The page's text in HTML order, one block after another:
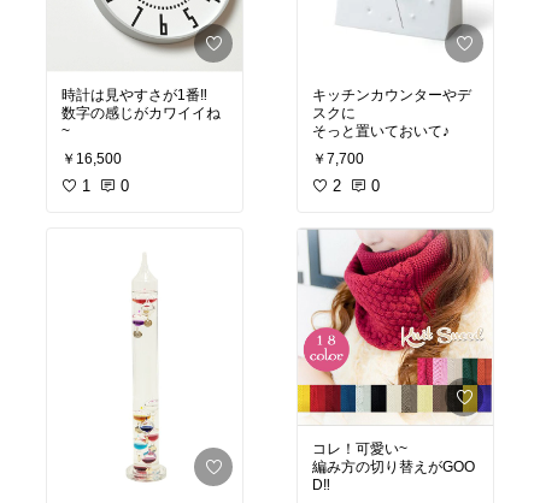
時計は見やすさが1番‼︎
数字の感じがカワイイね
~
￥16,500
1 0
キッチンカウンターやデ
スクに
そっと置いておいて♪
￥7,700
2 0
コレ！可愛い~
編み方の切り替えがGOO